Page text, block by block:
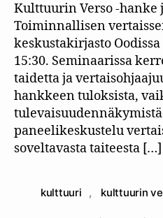
Kulttuurin Verso -hanke
Toiminnallisen
keskustakirjasto
15:30. Seminaarissa
taidetta ja
hankkeen tuloksista,
paneelikeskustelu
soveltavasta taiteesta […]
kulttuuri , kulttuurin